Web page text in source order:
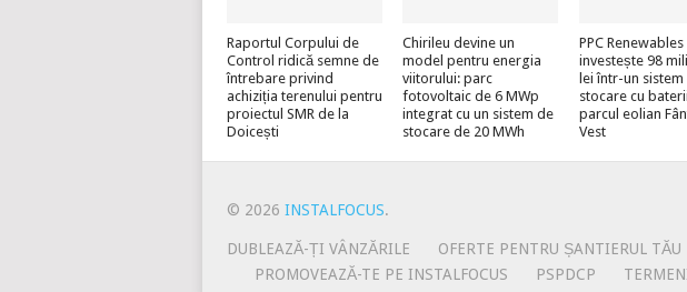
Raportul Corpului de
Control ridică semne de
întrebare privind
achiziția terenului pentru
proiectul SMR de la
Doicești
Chirileu devine un
model pentru energia
viitorului: parc
fotovoltaic de 6 MWp
integrat cu un sistem de
stocare de 20 MWh
PPC Renewables
investește 98
lei într-un sistem
stocare cu
parcul eolian
Vest
© 2026 INSTALFOCUS.
DUBLEAZĂ-ȚI VÂNZĂRILE OFERTE PENTRU ȘANTIERUL TĂU
PROMOVEAZĂ-TE PE INSTALFOCUS
PSPDCP